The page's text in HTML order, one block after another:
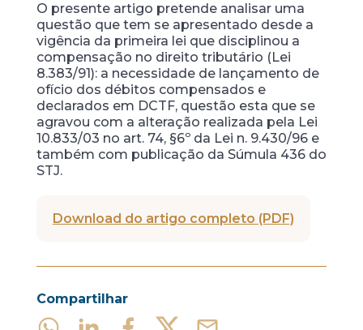
O presente artigo pretende analisar uma
questão que tem se apresentado desde a
vigência da primeira lei que disciplinou a
compensação no direito tributário (Lei
8.383/91): a necessidade de lançamento de
ofício dos débitos compensados e
declarados em DCTF, questão esta que se
agravou com a alteração realizada pela Lei
10.833/03 no art. 74, §6º da Lei n. 9.430/96 e
também com publicação da Súmula 436 do
STJ.
Download do artigo completo (PDF)
Compartilhar